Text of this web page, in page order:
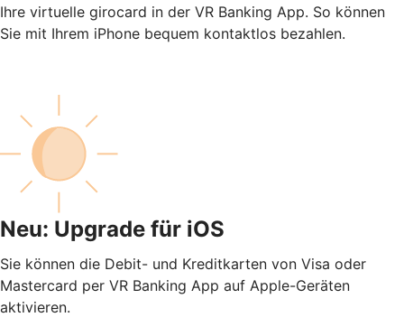
Ihre virtuelle girocard in der VR Banking App. So können
Sie mit Ihrem iPhone bequem kontaktlos bezahlen.
Neu: Upgrade für iOS
Sie können die Debit- und Kreditkarten von Visa oder
Mastercard per VR Banking App auf Apple-Geräten
aktivieren.